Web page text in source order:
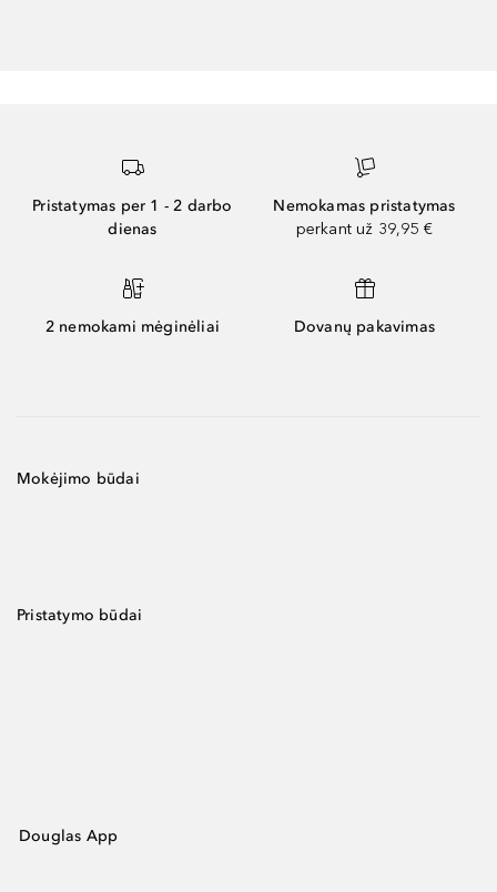
Pristatymas per 1 - 2 darbo
dienas
Nemokamas pristatymas
perkant už 39,95 €
2 nemokami mėginėliai Dovanų pakavimas
Mokėjimo būdai
Pristatymo būdai
Douglas App